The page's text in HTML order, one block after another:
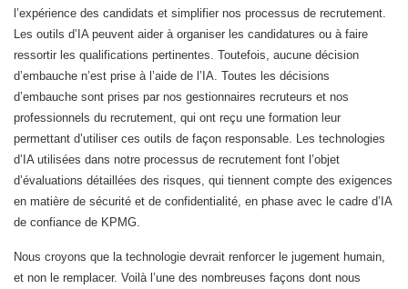
l’expérience des candidats et simplifier nos processus de recrutement.
Les outils d’IA peuvent aider à organiser les candidatures ou à faire
ressortir les qualifications pertinentes. Toutefois, aucune décision
d’embauche n’est prise à l’aide de l’IA. Toutes les décisions
d’embauche sont prises par nos gestionnaires recruteurs et nos
professionnels du recrutement, qui ont reçu une formation leur
permettant d’utiliser ces outils de façon responsable. Les technologies
d’IA utilisées dans notre processus de recrutement font l’objet
d’évaluations détaillées des risques, qui tiennent compte des exigences
en matière de sécurité et de confidentialité, en phase avec le cadre d’IA
de confiance de KPMG.
Nous croyons que la technologie devrait renforcer le jugement humain,
et non le remplacer. Voilà l’une des nombreuses façons dont nous